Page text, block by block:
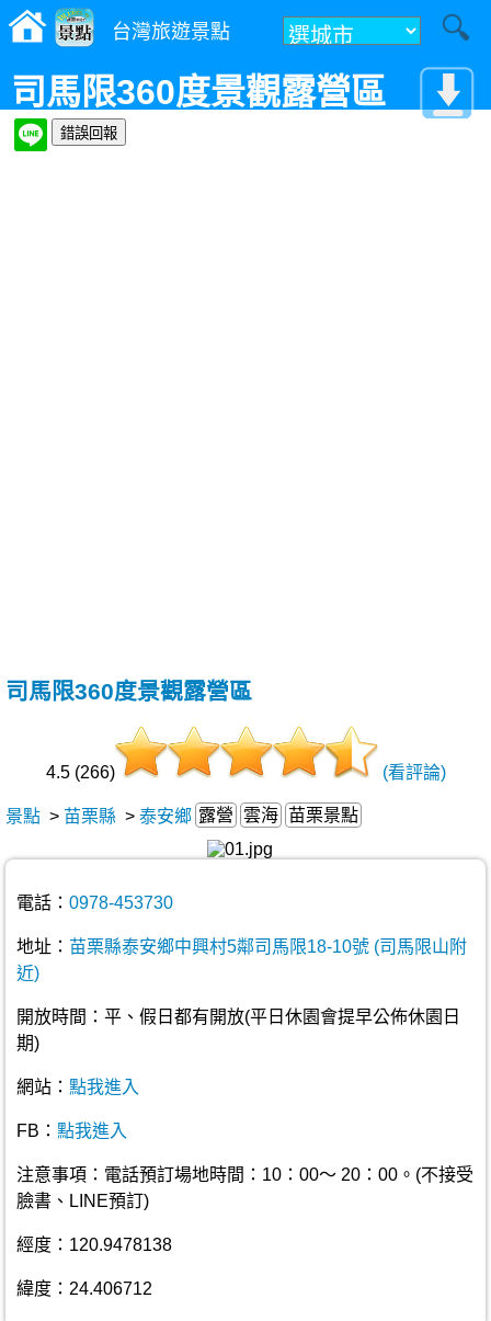
台灣旅遊景點
司馬限360度景觀露營區
司馬限360度景觀露營區
4.5 (266) (看評論)
景點 > 苗栗縣 > 泰安鄉 露營 雲海 苗栗景點
電話： 0978-453730
地址： 苗栗縣泰安鄉中興村5鄰司馬限18-10號 (司馬限山附
近)
開放時間：平、假日都有開放(平日休園會提早公佈休園日
期)
網站： 點我進入
FB： 點我進入
注意事項：電話預訂場地時間：10：00～ 20：00。(不接受
臉書、LINE預訂)
經度：120.9478138
緯度：24.406712